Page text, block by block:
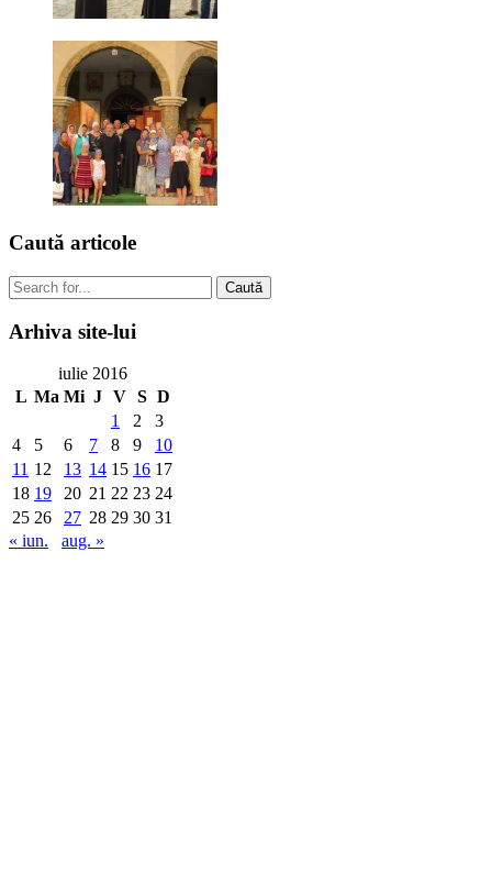
Caută articole
Caută
Arhiva site-lui
iulie 2016
L Ma Mi J V S D
1
2
3
4
5 6 7 8 9
10
11 12 13 14 15 16 17
18 19 20 21 22 23 24
25 26 27 28 29 30 31
« iun.
aug. »